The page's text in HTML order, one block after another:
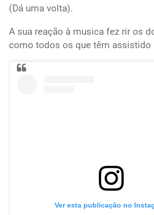
(Dá uma volta).
A sua reação à musica fez rir os
como todos os que têm assistido
Ver esta publicação no